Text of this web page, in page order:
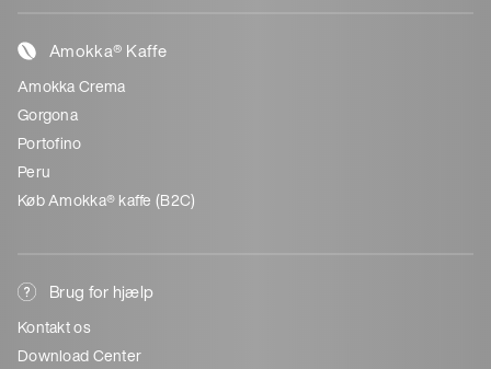
Amokka® Kaffe
Amokka Crema
Gorgona
Portofino
Peru
Køb Amokka® kaffe (B2C)
Brug for hjælp
Kontakt os
Download Center